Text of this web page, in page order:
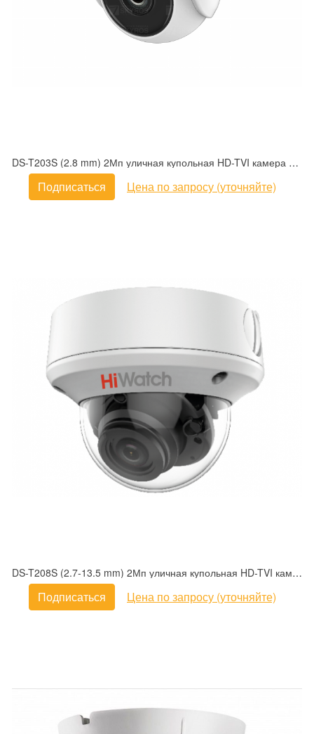
DS-T203S (2.8 mm) 2Мп уличная купольная HD-TVI камера с EXIR-подсветкой до 30м
Подписаться Цена по запросу (уточняйте)
DS-T208S (2.7-13.5 mm) 2Мп уличная купольная HD-TVI камера с EXIR-подсветкой до 60м
Подписаться Цена по запросу (уточняйте)